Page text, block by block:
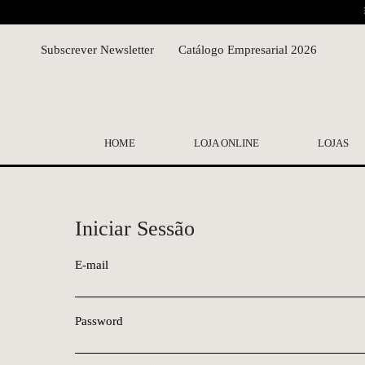
Subscrever Newsletter Catálogo Empresarial 2026
HOME LOJA ONLINE LOJAS
Iniciar Sessão
E-mail
Password